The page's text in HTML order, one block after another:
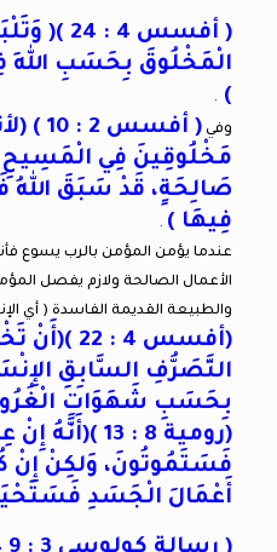
( أفسس 4
الْمَخْلُوقَ بِحَسَبِ اللهِ
)
.
وفي
( أفسس
مَخْلُوقِينَ فِي الْمَسِيحِ
صَالِحَةٍ، قَدْ سَبَقَ اللهُ
فِيهَا ) .
عندما يؤمن المؤمن بالرب يسوع
الأعمال الصالحة ولازم يفصل
والطبيعة القديمة الفاسدة ( أي
(أفسس 4 :
التَّصَرُّفِ السَّابِقِ
بِحَسَبِ شَهَوَاتِ
(رومية 8 :
فَسَتَمُوتُونَ، وَلكِنْ إِنْ
أَعْمَالَ الْجَسَدِ